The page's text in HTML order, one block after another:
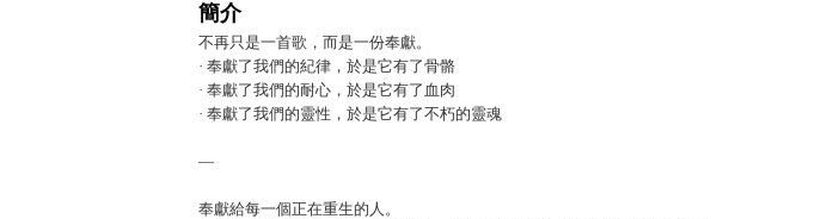
簡介
不再只是一首歌，而是一份奉獻。
· 奉獻了我們的紀律，於是它有了骨骼
· 奉獻了我們的耐心，於是它有了血肉
· 奉獻了我們的靈性，於是它有了不朽的靈魂
—
奉獻給每一個正在重生的人。